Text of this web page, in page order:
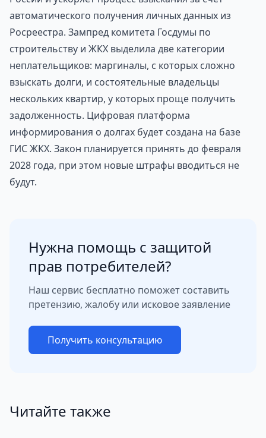
автоматического получения личных данных из
Росреестра. Зампред комитета Госдумы по
строительству и ЖКХ выделила две категории
неплательщиков: маргиналы, с которых сложно
взыскать долги, и состоятельные владельцы
нескольких квартир, у которых проще получить
задолженность. Цифровая платформа
информирования о долгах будет создана на базе
ГИС ЖКХ. Закон планируется принять до февраля
2028 года, при этом новые штрафы вводиться не
будут.
Нужна помощь с защитой
прав потребителей?
Наш сервис бесплатно поможет составить
претензию, жалобу или исковое заявление
Получить консультацию
Читайте также